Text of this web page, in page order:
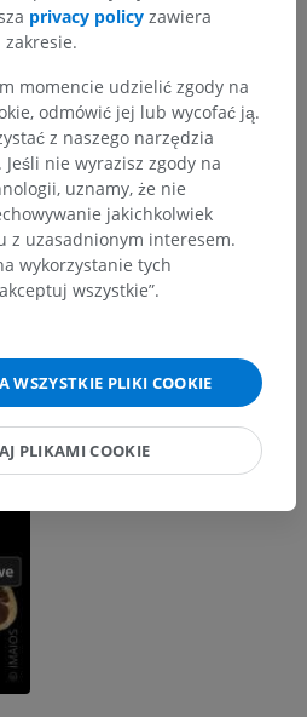
privacy policy zawiera
momencie udzielić zgody na
odmówić jej lub wycofać ją.
z naszego narzędzia
nie wyrazisz zgody na
uznamy, że nie
jakichkolwiek
z uzasadnionym interesem.
wykorzystanie tych
wszystkie”.
WSZYSTKIE PLIKI COOKIE
PLIKAMI COOKIE